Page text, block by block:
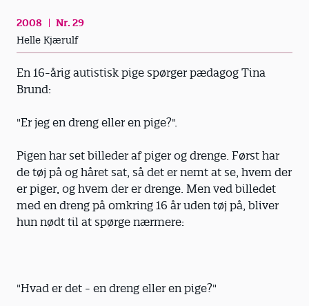
2008
Nr. 29
Helle Kjærulf
En 16-årig autistisk pige spørger pædagog Tina
Brund:
"Er jeg en dreng eller en pige?".
Pigen har set billeder af piger og drenge. Først har
de tøj på og håret sat, så det er nemt at se, hvem der
er piger, og hvem der er drenge. Men ved billedet
med en dreng på omkring 16 år uden tøj på, bliver
hun nødt til at spørge nærmere:
"Hvad er det - en dreng eller en pige?"